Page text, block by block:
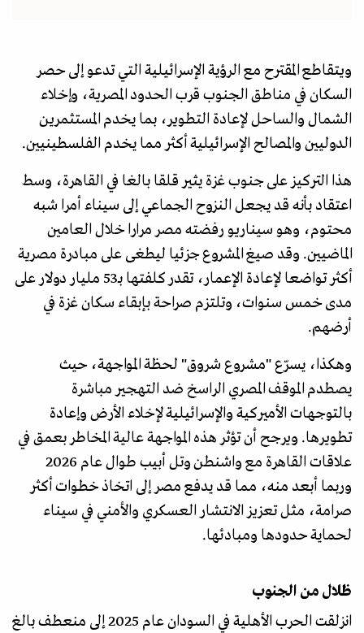
ويتقاطع المقترح مع الرؤية الإسرائيلية التي تدعو إلى حصر
السكان في مناطق الجنوب قرب الحدود المصرية، وإخلاء
الشمال والساحل لإعادة التطوير، بما يخدم المستثمرين
الدوليين والمصالح الإسرائيلية أكثر مما يخدم الفلسطينيين.
هذا التركيز على جنوب غزة يثير قلقا بالغا في القاهرة، وسط
اعتقاد بأنه قد يجعل النزوح الجماعي إلى سيناء أمرا شبه
محتوم، وهو سيناريو رفضته مصر مرارا خلال العامين
الماضيين. وقد صيغ المشروع جزئيا ليطغى على مبادرة مصرية
أكثر تواضعا لإعادة الإعمار، تقدر كلفتها بـ53 مليار دولار على
مدى خمس سنوات، وتلتزم صراحة بإبقاء سكان غزة في
أرضهم.
وهكذا، يسرّع "مشروع شروق" لحظة المواجهة، حيث
يصطدم الموقف المصري الراسخ ضد التهجير مباشرة
بالتوجهات الأميركية والإسرائيلية لإخلاء الأرض وإعادة
تطويرها. ويرجح أن تؤثر هذه المواجهة عالية المخاطر بعمق في
علاقات القاهرة مع واشنطن وتل أبيب طوال عام 2026
وربما أبعد منه، مما قد يدفع مصر إلى اتخاذ خطوات أكثر
صرامة، مثل تعزيز الانتشار العسكري والأمني في سيناء
لحماية حدودها ومبادئها.
ظلال من الجنوب
انزلقت الحرب الأهلية في السودان عام 2025 إلى منعطف بالغ